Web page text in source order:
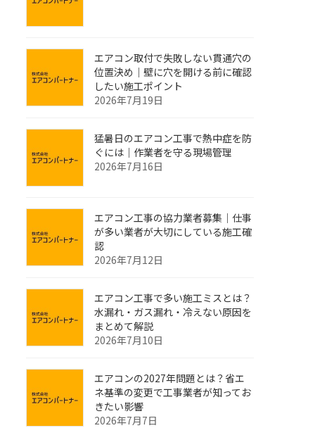
エアコン取付で失敗しない貫通穴の
位置決め｜壁に穴を開ける前に確認
したい施工ポイント
2026年7月19日
猛暑日のエアコン工事で熱中症を防
ぐには｜作業者を守る現場管理
2026年7月16日
エアコン工事の協力業者募集｜仕事
が多い業者が大切にしている施工確
認
2026年7月12日
エアコン工事で多い施工ミスとは？
水漏れ・ガス漏れ・冷えない原因を
まとめて解説
2026年7月10日
エアコンの2027年問題とは？省エ
ネ基準の変更で工事業者が知ってお
きたい影響
2026年7月7日